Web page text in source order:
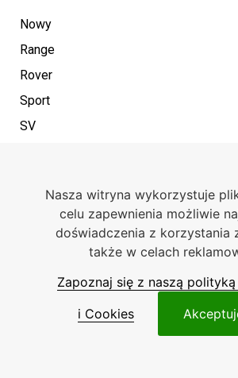
Nowy
Range
Rover
Sport
SV
tylko
kolejny
Nasza witryna wykorzystuje
celu zapewnienia możliwie
doświadczenia z korzystania
także w celach
Zapoznaj się z naszą
i Cookies